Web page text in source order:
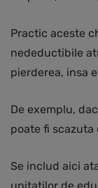
Practic aceste
nedeductibile
pierderea, insa
De exemplu,
poate fi scazuta
Se includ aici